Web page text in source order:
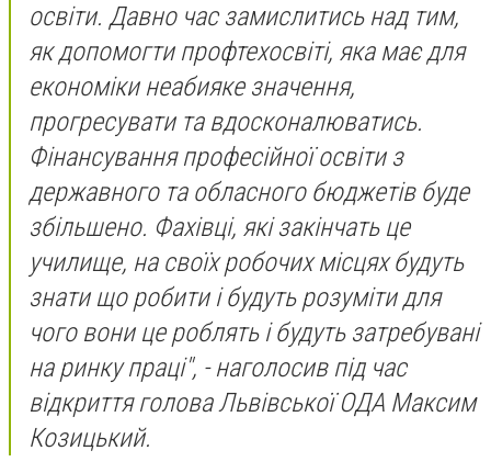
освіти. Давно час замислитись над тим,
як допомогти профтехосвіті, яка має для
економіки неабияке значення,
прогресувати та вдосконалюватись.
Фінансування професійної освіти з
державного та обласного бюджетів буде
збільшено. Фахівці, які закінчать це
училище, на своїх робочих місцях будуть
знати що робити і будуть розуміти для
чого вони це роблять і будуть затребувані
на ринку праці", - наголосив під час
відкриття голова Львівської ОДА Максим
Козицький.